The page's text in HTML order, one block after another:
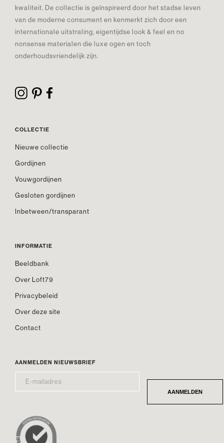
kwaliteit. De collectie is geïnspireerd door het stadse leven
van de moderne consument en kenmerkt zich door een
internationale uitstraling, eigentijdse look & feel en no
nonsense materialen die luxe ogen en toch
onderhoudsvriendelijk zijn.
COLLECTIE
Nieuwe collectie
Gordijnen
Vouwgordijnen
Gesloten gordijnen
Inbetween/transparant
INFORMATIE
Beeldbank
Over Loft79
Privacybeleid
Over deze site
Contact
AANMELDEN NIEUWSBRIEF
MAILADRES* AANMELDEN